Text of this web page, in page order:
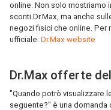
online. Non solo mostriamo
sconti Dr.Max, ma anche
negozi fisici che online. Per
ufficiale: Dr.Max website
Dr.Max offerte
"Quando potrò visualizzare
seguente?" è una